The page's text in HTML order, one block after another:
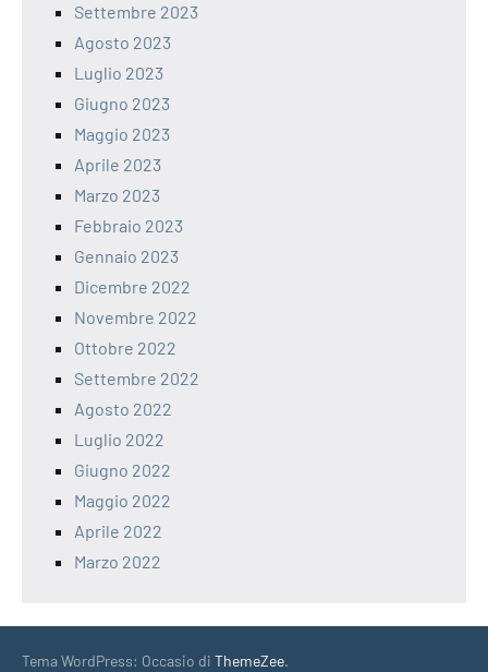
Settembre 2023
Agosto 2023
Luglio 2023
Giugno 2023
Maggio 2023
Aprile 2023
Marzo 2023
Febbraio 2023
Gennaio 2023
Dicembre 2022
Novembre 2022
Ottobre 2022
Settembre 2022
Agosto 2022
Luglio 2022
Giugno 2022
Maggio 2022
Aprile 2022
Marzo 2022
Tema WordPress: Occasio di ThemeZee.